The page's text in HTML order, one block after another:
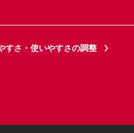
すさ・使いやすさの調整